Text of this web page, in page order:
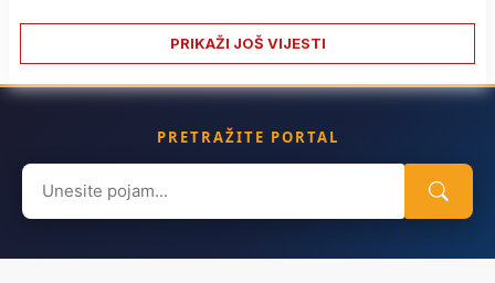
PRIKAŽI JOŠ VIJESTI
PRETRAŽITE PORTAL
Search
for: